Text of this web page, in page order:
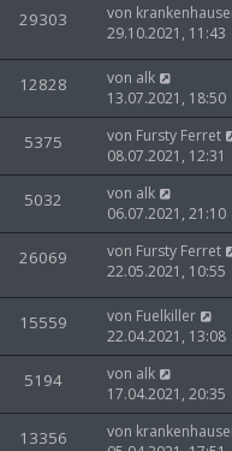
29303 von
29.10.2021, 11:43
12828 von alk
13.07.2021, 18:50
5375 von Fursty Ferret
08.07.2021, 12:31
5032 von alk
06.07.2021, 21:10
26069 von Fursty Ferret
22.05.2021, 10:55
15559 von Fuelkiller
22.04.2021, 13:08
5194 von alk
17.04.2021, 20:35
13356 von